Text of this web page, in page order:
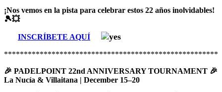
¡Nos vemos en la pista para celebrar estos 22 años inolvidables!
🎾💥
INSCRÍBETE AQUÍ
🎉 PADELPOINT 22nd ANNIVERSARY TOURNAMENT 🎉
La Nucía & Villaitana | December 15–20